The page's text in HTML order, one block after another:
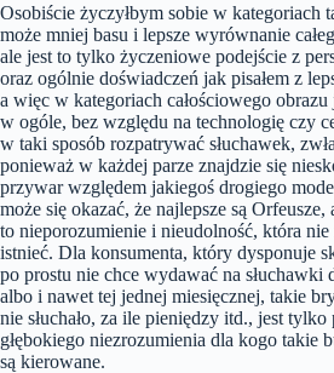
Osobiście życzyłbym sobie w kategoriach
może mniej basu i lepsze wyrównanie
ale jest to tylko życzeniowe podejście z
oraz ogólnie doświadczeń jak pisałem z
a więc w kategoriach całościowego obrazu
w ogóle, bez względu na technologię czy
w taki sposób rozpatrywać słuchawek,
ponieważ w każdej parze znajdzie się
przywar względem jakiegoś drogiego
może się okazać, że najlepsze są
to nieporozumienie i nieudolność, która
istnieć. Dla konsumenta, który dysponuje
po prostu nie chce wydawać na słuchawki
albo i nawet tej jednej miesięcznej, takie
nie słuchało, za ile pieniędzy itd., jest
głębokiego niezrozumienia dla kogo takie
są kierowane.